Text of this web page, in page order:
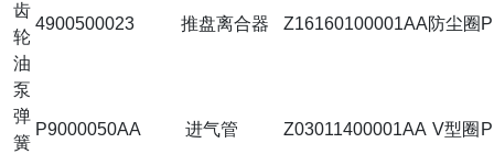
齿
轮
油
泵
4900500023 推盘离合器 Z16160100001AA防尘圈
弹
簧
P9000050AA 进气管 Z03011400001AA V型圈